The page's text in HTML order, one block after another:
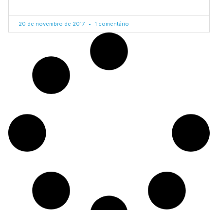
20 de novembro de 2017 1 comentário